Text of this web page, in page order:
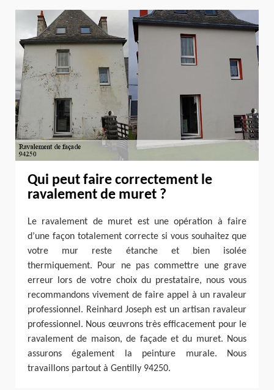
Qui peut faire correctement le
ravalement de muret ?
Le ravalement de muret est une opération à faire
d’une façon totalement correcte si vous souhaitez que
votre mur reste étanche et bien isolée
thermiquement. Pour ne pas commettre une grave
erreur lors de votre choix du prestataire, nous vous
recommandons vivement de faire appel à un ravaleur
professionnel. Reinhard Joseph est un artisan ravaleur
professionnel. Nous œuvrons très efficacement pour le
ravalement de maison, de façade et du muret. Nous
assurons également la peinture murale. Nous
travaillons partout à Gentilly 94250.